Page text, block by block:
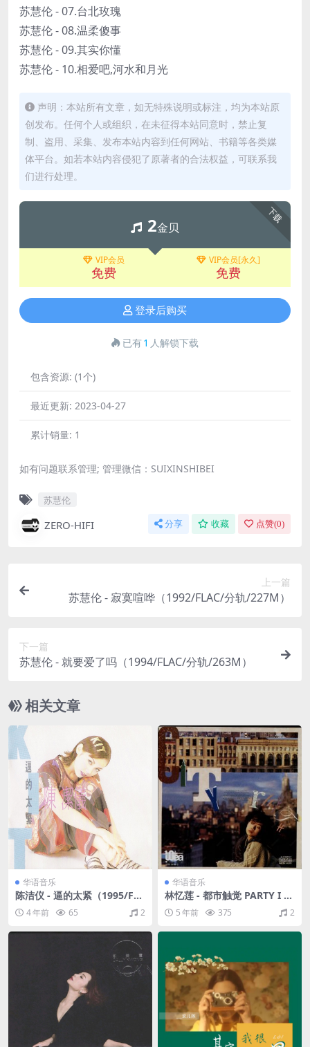
苏慧伦 - 07.台北玫瑰
苏慧伦 - 08.温柔傻事
苏慧伦 - 09.其实你懂
苏慧伦 - 10.相爱吧,河水和月光
声明：本站所有文章，如无特殊说明或标注，均为本站原
创发布。任何个人或组织，在未征得本站同意时，禁止复
制、盗用、采集、发布本站内容到任何网站、书籍等各类媒
体平台。如若本站内容侵犯了原著者的合法权益，可联系我
们进行处理。
下载
2金贝
VIP会员
免费
VIP会员[永久]
免费
登录后购买
已有1 人解锁下载
包含资源: (1个)
最近更新: 2023-04-27
累计销量: 1
如有问题联系管理; 管理微信：SUIXINSHIBEI
苏慧伦
ZERO-HIFI 分享 收藏 点赞(0)
上一篇
苏慧伦 - 寂寞喧哗（1992/FLAC/分轨/227M）
下一篇
苏慧伦 - 就要爱了吗（1994/FLAC/分轨/263M）
相关文章
华语音乐
陈洁仪 - 逼的太紧（1995/FL
AC/分轨/258M）
4 年前 65 2
华语音乐
林忆莲 - 都市触觉 PARTY I CI
TY RHYTHM 大碟06 T113-01
胶圈版 1988（ WAV+CUE/整
轨/438M）
5 年前 375 2